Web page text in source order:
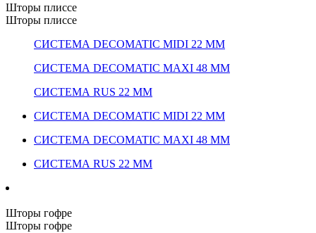
Шторы плиссе
Шторы плиссе
СИСТЕМА DECOMATIC MIDI 22 ММ
СИСТЕМА DECOMATIC MAXI 48 ММ
СИСТЕМА RUS 22 ММ
СИСТЕМА DECOMATIC MIDI 22 ММ
СИСТЕМА DECOMATIC MAXI 48 ММ
СИСТЕМА RUS 22 ММ
Шторы гофре
Шторы гофре